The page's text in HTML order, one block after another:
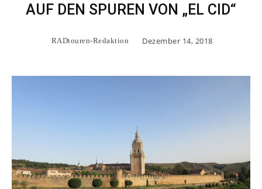
AUF DEN SPUREN VON „EL CID“
RADtouren-Redaktion Dezember 14, 2018